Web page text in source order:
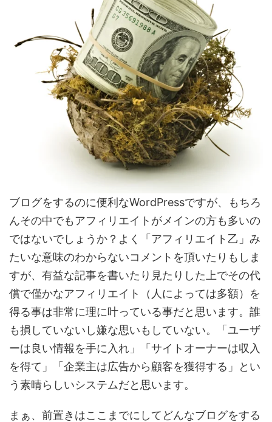
ブログをするのに便利なWordPressですが、もちろ
んその中でもアフィリエイトがメインの方も多いの
ではないでしょうか？よく「アフィリエイト乙」み
たいな意味のわからないコメントを頂いたりもしま
すが、有益な記事を書いたり見たりした上でその代
償で僅かなアフィリエイト（人によっては多額）を
得る事は非常に理に叶っている事だと思います。誰
も損していないし嫌な思いもしていない。「ユーザ
ーは良い情報を手に入れ」「サイトオーナーは収入
を得て」「企業主は広告から顧客を獲得する」とい
う素晴らしいシステムだと思います。
まぁ、前置きはここまでにしてどんなブログをする